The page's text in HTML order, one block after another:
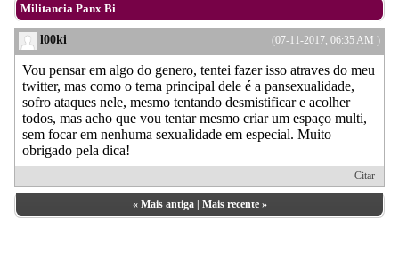
Militancia Panx Bi
(07-11-2017, 06:35 AM )
l00ki
Vou pensar em algo do genero, tentei fazer isso atraves do meu
twitter, mas como o tema principal dele é a pansexualidade,
sofro ataques nele, mesmo tentando desmistificar e acolher
todos, mas acho que vou tentar mesmo criar um espaço multi,
sem focar em nenhuma sexualidade em especial. Muito
obrigado pela dica!
Citar
« Mais antiga| Mais recente»